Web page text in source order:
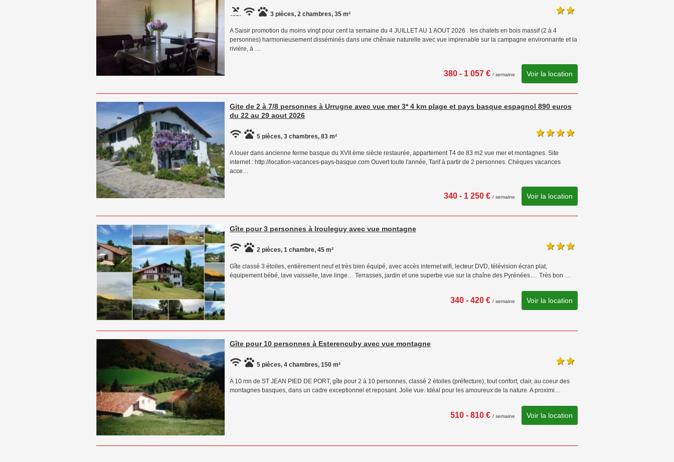
3 pièces, 2 chambres, 35 m²
A Saisir promotion du moins vingt pour cent la semaine du 4 JUILLET AU 1 AOUT 2026 . les chalets en bois massif (2 à 4
personnes) harmonieusement disséminés dans une chênaie naturelle avec vue imprenable sur la campagne environnante et la
rivière, à …
380 - 1 057 € / semaine Voir la location
Gite de 2 à 7/8 personnes à Urrugne avec vue mer 3* 4 km plage et pays basque espagnol 890 euros
du 22 au 29 aout 2026
5 pièces, 3 chambres, 83 m²
A louer dans ancienne ferme basque du XVII ème siècle restaurée, appartement T4 de 83 m2 vue mer et montagnes. Site
internet : http://location-vacances-pays-basque.com Ouvert toute l'année, Tarif à partir de 2 personnes. Chèques vacances
acce…
340 - 1 250 € / semaine Voir la location
Gîte pour 3 personnes à Irouleguy avec vue montagne
2 pièces, 1 chambre, 45 m²
Gîte classé 3 étoiles, entièrement neuf et très bien équipé, avec accès internet wifi, lecteur DVD, télévision écran plat,
équipement bébé, lave vaisselle, lave linge… Terrasses, jardin et une superbe vue sur la chaîne des Pyrénées…. Très bon …
340 - 420 € / semaine Voir la location
Gîte pour 10 personnes à Esterencuby avec vue montagne
5 pièces, 4 chambres, 150 m²
A 10 mn de ST JEAN PIED DE PORT, gîte pour 2 à 10 personnes, classé 2 étoiles (préfecture), tout confort, clair, au coeur des
montagnes basques, dans un cadre exceptionnel et reposant. Jolie vue. Idéal pour les amoureux de la nature. A proximi…
510 - 810 € / semaine Voir la location